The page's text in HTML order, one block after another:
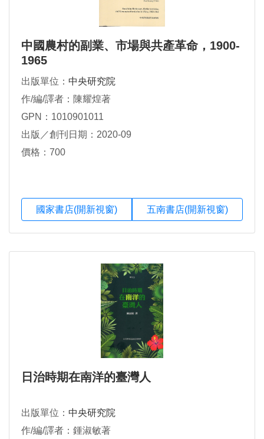
中國農村的副業、市場與共產革命，1900-
1965
出版單位： 中央研究院
作/編/譯者：陳耀煌著
GPN：1010901011
出版／創刊日期：2020-09
價格：700
國家書店(開新視窗) 五南書店(開新視窗)
日治時期在南洋的臺灣人
出版單位： 中央研究院
作/編/譯者：鍾淑敏著